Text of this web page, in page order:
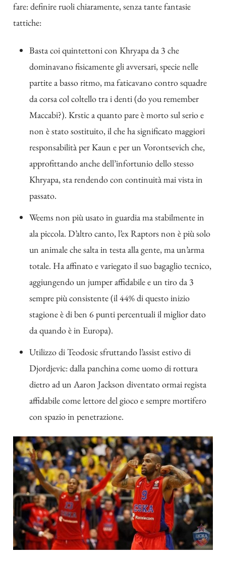
fare: definire ruoli chiaramente, senza tante fantasie
tattiche:
Basta coi quintettoni con Khryapa da 3 che
dominavano fisicamente gli avversari, specie nelle
partite a basso ritmo, ma faticavano contro squadre
da corsa col coltello tra i denti (do you remember
Maccabi?). Krstic a quanto pare è morto sul serio e
non è stato sostituito, il che ha significato maggiori
responsabilità per Kaun e per un Vorontsevich che,
approfittando anche dell’infortunio dello stesso
Khryapa, sta rendendo con continuità mai vista in
passato.
Weems non più usato in guardia ma stabilmente in
ala piccola. D’altro canto, l’ex Raptors non è più solo
un animale che salta in testa alla gente, ma un’arma
totale. Ha affinato e variegato il suo bagaglio tecnico,
aggiungendo un jumper affidabile e un tiro da 3
sempre più consistente (il 44% di questo inizio
stagione è di ben 6 punti percentuali il miglior dato
da quando è in Europa).
Utilizzo di Teodosic sfruttando l’assist estivo di
Djordjevic: dalla panchina come uomo di rottura
dietro ad un Aaron Jackson diventato ormai regista
affidabile come lettore del gioco e sempre mortifero
con spazio in penetrazione.